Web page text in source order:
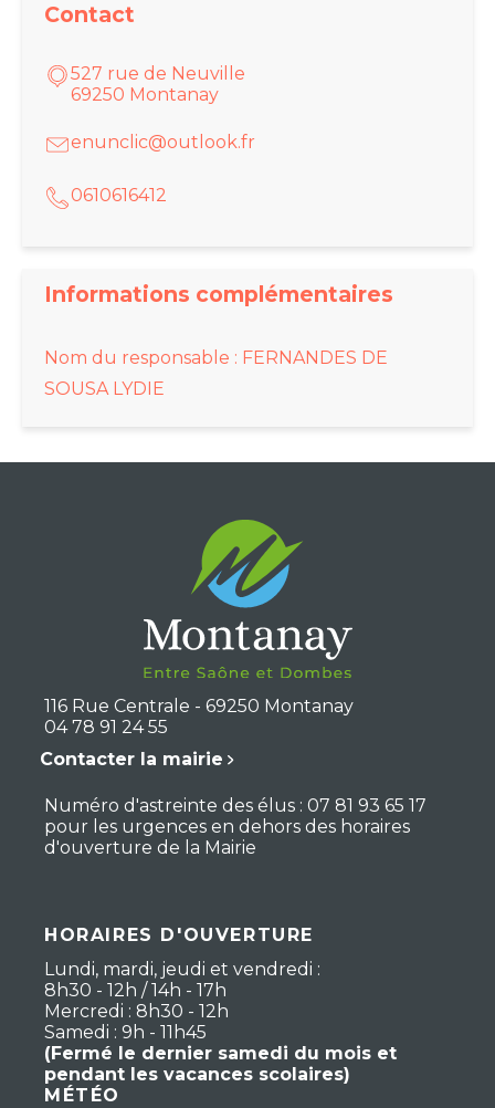
Contact
527 rue de Neuville
69250 Montanay
enunclic@outlook.fr
0610616412
Informations complémentaires
Nom du responsable : FERNANDES DE
SOUSA LYDIE
116 Rue Centrale - 69250 Montanay
04 78 91 24 55
Contacter la mairie
Numéro d'astreinte des élus : 07 81 93 65 17
pour les urgences en dehors des horaires
d'ouverture de la Mairie
HORAIRES D'OUVERTURE
Lundi, mardi, jeudi et vendredi :
8h30 - 12h / 14h - 17h
Mercredi : 8h30 - 12h
Samedi : 9h - 11h45
(Fermé le dernier samedi du mois et
pendant les vacances scolaires)
MÉTÉO